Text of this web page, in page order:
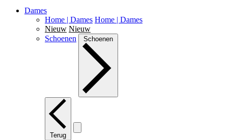
Dames
Home | Dames Home | Dames
Nieuw Nieuw
Schoenen
Schoenen
Terug